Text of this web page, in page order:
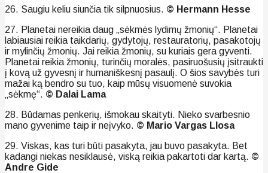
26. Saugiu keliu siunčia tik silpnuosius. © Hermann Hesse
27. Planetai nereikia daug „sėkmės lydimų žmonių“. Planetai
labiausiai reikia taikdarių, gydytojų, restauratorių, pasakotojų
ir mylinčių žmonių. Jai reikia žmonių, su kuriais gera gyventi.
Planetai reikia žmonių, turinčių moralės, pasiruošusių įsitraukti
į kovą už gyvesnį ir humaniškesnį pasaulį. O šios savybės turi
mažai ką bendro su tuo, kaip mūsų visuomenė suvokia
„sėkmę“. © Dalai Lama
28. Būdamas penkerių, išmokau skaityti. Nieko svarbesnio
mano gyvenime taip ir neįvyko. © Mario Vargas Llosa
29. Viskas, kas turi būti pasakyta, jau buvo pasakyta. Bet
kadangi niekas nesiklausė, viską reikia pakartoti dar kartą. ©
Andre Gide